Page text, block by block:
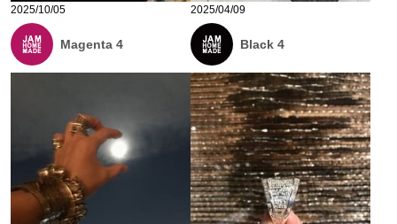
2025/10/05
Magenta 4
2025/04/09
Black 4